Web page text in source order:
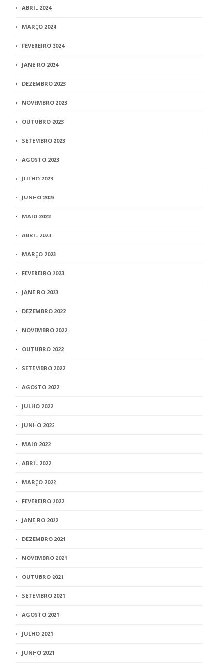
ABRIL 2024
MARÇO 2024
FEVEREIRO 2024
JANEIRO 2024
DEZEMBRO 2023
NOVEMBRO 2023
OUTUBRO 2023
SETEMBRO 2023
AGOSTO 2023
JULHO 2023
JUNHO 2023
MAIO 2023
ABRIL 2023
MARÇO 2023
FEVEREIRO 2023
JANEIRO 2023
DEZEMBRO 2022
NOVEMBRO 2022
OUTUBRO 2022
SETEMBRO 2022
AGOSTO 2022
JULHO 2022
JUNHO 2022
MAIO 2022
ABRIL 2022
MARÇO 2022
FEVEREIRO 2022
JANEIRO 2022
DEZEMBRO 2021
NOVEMBRO 2021
OUTUBRO 2021
SETEMBRO 2021
AGOSTO 2021
JULHO 2021
JUNHO 2021